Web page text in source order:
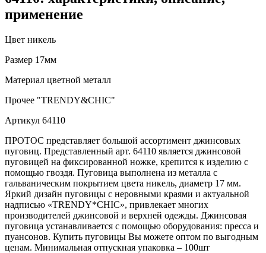
применение
Цвет никель
Размер 17мм
Материал цветной металл
Прочее "TRENDY&CHIC"
Артикул 64110
ПРОТОС представляет большой ассортимент джинсовых
пуговиц. Представленный арт. 64110 является джинсовой
пуговицей на фиксированной ножке, крепится к изделию с
помощью гвоздя. Пуговица выполнена из металла с
гальваническим покрытием цвета никель, диаметр 17 мм.
Яркий дизайн пуговицы с неровными краями и актуальной
надписью «TRENDY*CHIC», привлекает многих
производителей джинсовой и верхней одежды. Джинсовая
пуговица устанавливается с помощью оборудования: пресса и
пуансонов. Купить пуговицы Вы можете оптом по выгодным
ценам. Минимальная отпускная упаковка – 100шт